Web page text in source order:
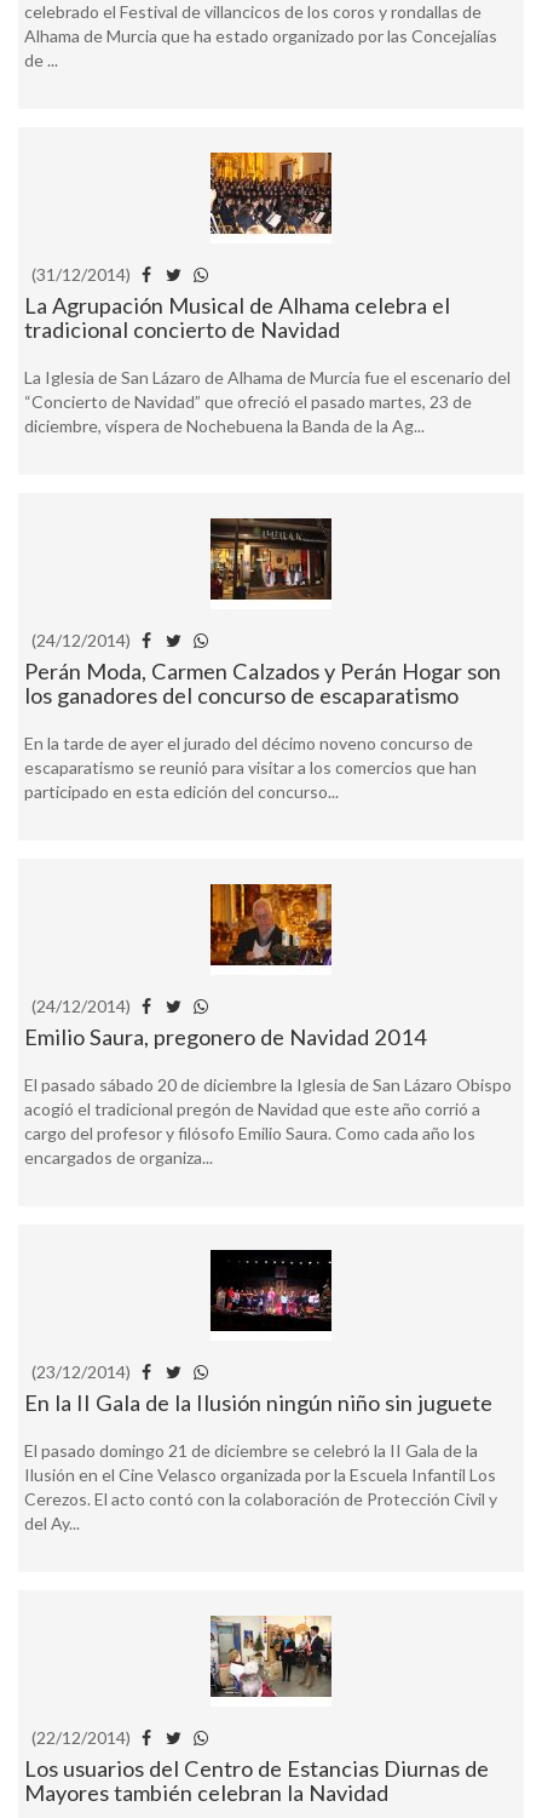
celebrado el Festival de villancicos de los coros y rondallas de
Alhama de Murcia que ha estado organizado por las Concejalías
de ...
(31/12/2014)
La Agrupación Musical de Alhama celebra el
tradicional concierto de Navidad
La Iglesia de San Lázaro de Alhama de Murcia fue el escenario del
“Concierto de Navidad” que ofreció el pasado martes, 23 de
diciembre, víspera de Nochebuena la Banda de la Ag...
(24/12/2014)
Perán Moda, Carmen Calzados y Perán Hogar son
los ganadores del concurso de escaparatismo
En la tarde de ayer el jurado del décimo noveno concurso de
escaparatismo se reunió para visitar a los comercios que han
participado en esta edición del concurso...
(24/12/2014)
Emilio Saura, pregonero de Navidad 2014
El pasado sábado 20 de diciembre la Iglesia de San Lázaro Obispo
acogió el tradicional pregón de Navidad que este año corrió a
cargo del profesor y filósofo Emilio Saura. Como cada año los
encargados de organiza...
(23/12/2014)
En la II Gala de la Ilusión ningún niño sin juguete
El pasado domingo 21 de diciembre se celebró la II Gala de la
Ilusión en el Cine Velasco organizada por la Escuela Infantil Los
Cerezos. El acto contó con la colaboración de Protección Civil y
del Ay...
(22/12/2014)
Los usuarios del Centro de Estancias Diurnas de
Mayores también celebran la Navidad